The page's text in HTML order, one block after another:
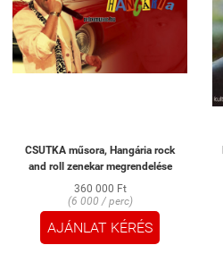
CSUTKA műsora, Hangária rock
and roll zenekar megrendelése
360 000 Ft
(6 000 / perc)
AJÁNLAT KÉRÉS